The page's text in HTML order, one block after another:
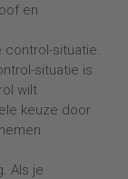
en
control-situatie.
situatie is
wilt
keuze door
Als je